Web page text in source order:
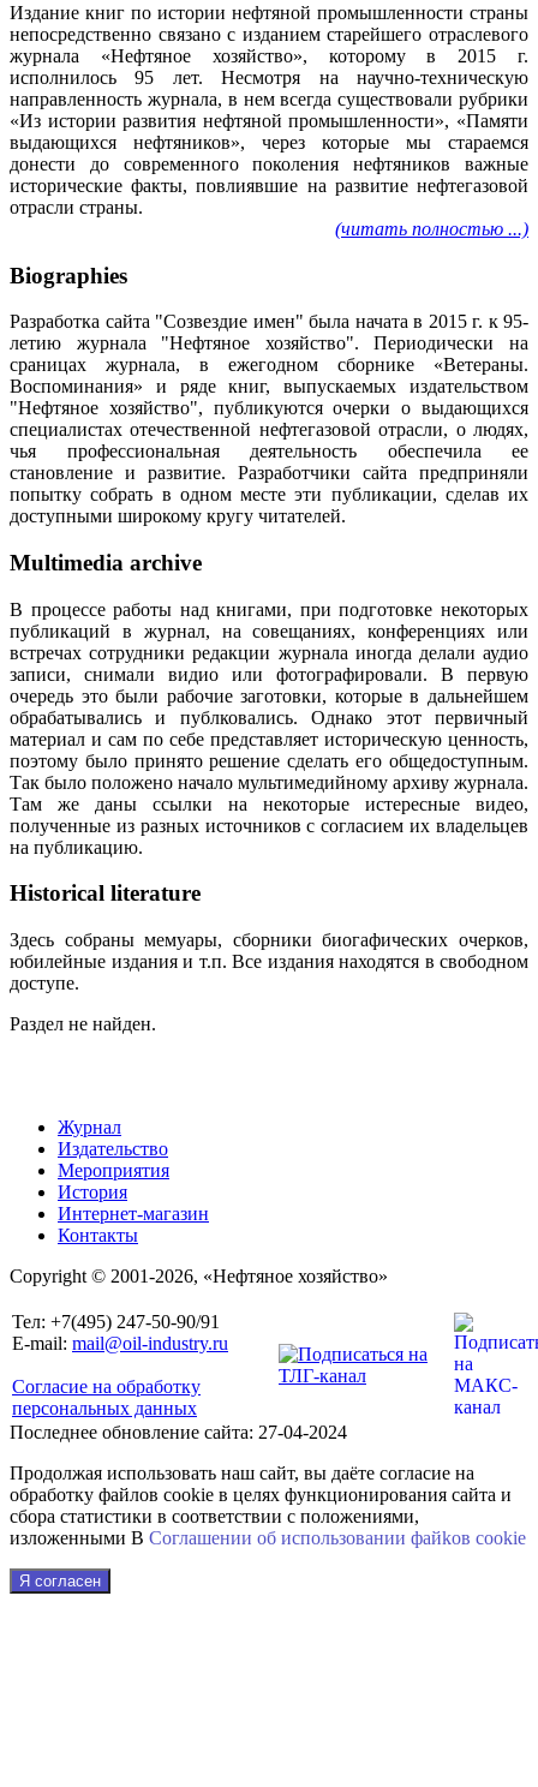
Издание книг по истории нефтяной промышленности страны
непосредственно связано с изданием старейшего отраслевого
журнала «Нефтяное хозяйство», которому в 2015 г.
исполнилось 95 лет. Несмотря на научно-техническую
направленность журнала, в нем всегда существовали рубрики
«Из истории развития нефтяной промышленности», «Памяти
выдающихся нефтяников», через которые мы стараемся
донести до современного поколения нефтяников важные
исторические факты, повлиявшие на развитие нефтегазовой
отрасли страны.
(читать полностью ...)
Biographies
Разработка сайта "Созвездие имен" была начата в 2015 г. к 95-
летию журнала "Нефтяное хозяйство". Периодически на
сраницах журнала, в ежегодном сборнике «Ветераны.
Воспоминания» и ряде книг, выпускаемых издательством
"Нефтяное хозяйство", публикуются очерки о выдающихся
специалистах отечественной нефтегазовой отрасли, о людях,
чья профессиональная деятельность обеспечила ее
становление и развитие. Разработчики сайта предприняли
попытку собрать в одном месте эти публикации, сделав их
доступными широкому кругу читателей.
Multimedia archive
В процессе работы над книгами, при подготовке некоторых
публикаций в журнал, на совещаниях, конференциях или
встречах сотрудники редакции журнала иногда делали аудио
записи, снимали видио или фотографировали. В первую
очередь это были рабочие заготовки, которые в дальнейшем
обрабатывались и публковались. Однако этот первичный
материал и сам по себе представляет историческую ценность,
поэтому было принято решение сделать его общедоступным.
Так было положено начало мультимедийному архиву журнала.
Там же даны ссылки на некоторые истересные видео,
полученные из разных источников с согласием их владельцев
на публикацию.
Historical literature
Здесь собраны мемуары, сборники биогафических очерков,
юбилейные издания и т.п. Все издания находятся в свободном
доступе.
Раздел не найден.
Журнал
Издательство
Мероприятия
История
Интернет-магазин
Контакты
Copyright © 2001-2026, «Нефтяное хозяйство»
Тел: +7(495) 247-50-90/91
E-mail: mail@oil-industry.ru
Согласие на обработку
персональных данных
Последнее обновление сайта: 27-04-2024
Продолжая использовать наш сайт, вы даёте согласие на
обработку файлов cookie в целях функционирования сайта и
сбора статистики в соответствии с положениями,
изложенными В Соглашении об использовании файkов cookie
Я согласен